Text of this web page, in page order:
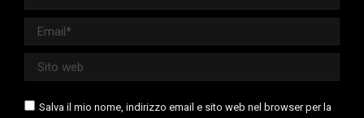
Email *
Sito web
Salva il mio nome, indirizzo email e sito web nel browser per la